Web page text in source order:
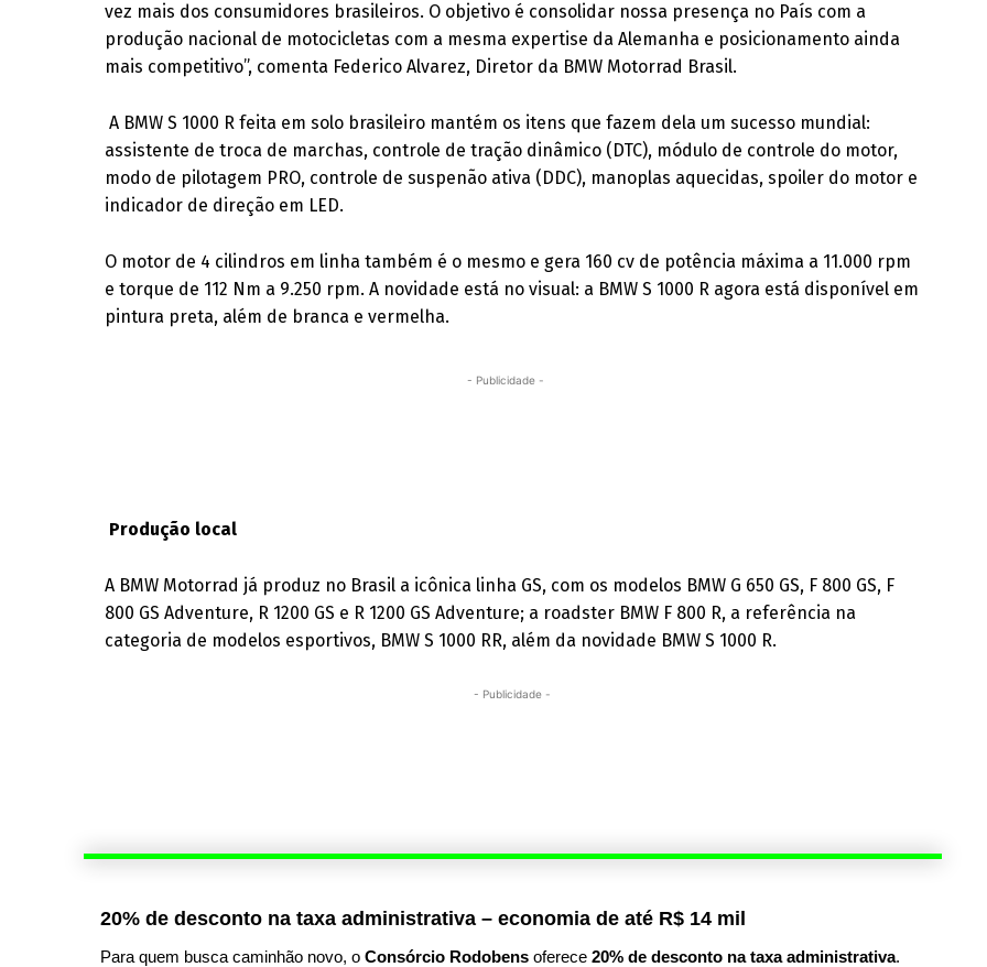
vez mais dos consumidores brasileiros. O objetivo é consolidar nossa presença no País com a
produção nacional de motocicletas com a mesma expertise da Alemanha e posicionamento ainda
mais competitivo”, comenta Federico Alvarez, Diretor da BMW Motorrad Brasil.
A BMW S 1000 R feita em solo brasileiro mantém os itens que fazem dela um sucesso mundial:
assistente de troca de marchas, controle de tração dinâmico (DTC), módulo de controle do motor,
modo de pilotagem PRO, controle de suspenão ativa (DDC), manoplas aquecidas, spoiler do motor e
indicador de direção em LED.
O motor de 4 cilindros em linha também é o mesmo e gera 160 cv de potência máxima a 11.000 rpm
e torque de 112 Nm a 9.250 rpm. A novidade está no visual: a BMW S 1000 R agora está disponível em
pintura preta, além de branca e vermelha.
- Publicidade -
Produção local
A BMW Motorrad já produz no Brasil a icônica linha GS, com os modelos BMW G 650 GS, F 800 GS, F
800 GS Adventure, R 1200 GS e R 1200 GS Adventure; a roadster BMW F 800 R, a referência na
categoria de modelos esportivos, BMW S 1000 RR, além da novidade BMW S 1000 R.
- Publicidade -
20% de desconto na taxa administrativa – economia de até R$ 14 mil
Para quem busca caminhão novo, o Consórcio Rodobens oferece 20% de desconto na taxa administrativa.